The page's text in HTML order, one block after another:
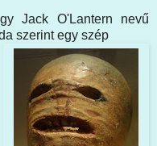
Jack O'Lantern nevű
szerint egy szép